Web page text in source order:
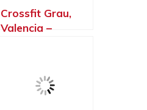
Crossfit Grau,
Valencia –